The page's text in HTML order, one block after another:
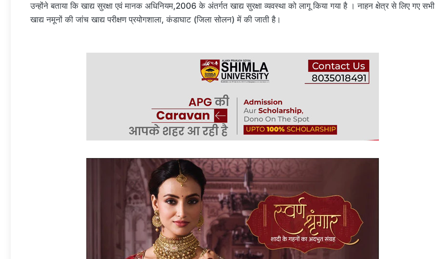
उन्होंने बताया कि खाद्य सुरक्षा एवं मानक अधिनियम,2006 के अंतर्गत खाद्य सुरक्षा व्यवस्था को लागू किया गया है । नाहन क्षेत्र से लिए गए सभी
खाद्य नमूनों की जांच खाद्य परीक्षण प्रयोगशाला, कंडाघाट (जिला सोलन) में की जाती है।